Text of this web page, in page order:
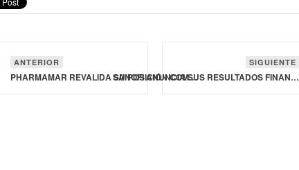
ANTERIOR
PHARMAMAR REVALIDA SU POSICIÓN COMO UNA DE LAS EMPRESAS QUE MÁS INVIERTE EN I+D
SIGUIENTE
SANOFI ANUNCIA SUS RESULTADOS FINANCIEROS DE 2024 Y ESPERA UN REPUNTE DE SUS BENEFICIOS PARA 2025